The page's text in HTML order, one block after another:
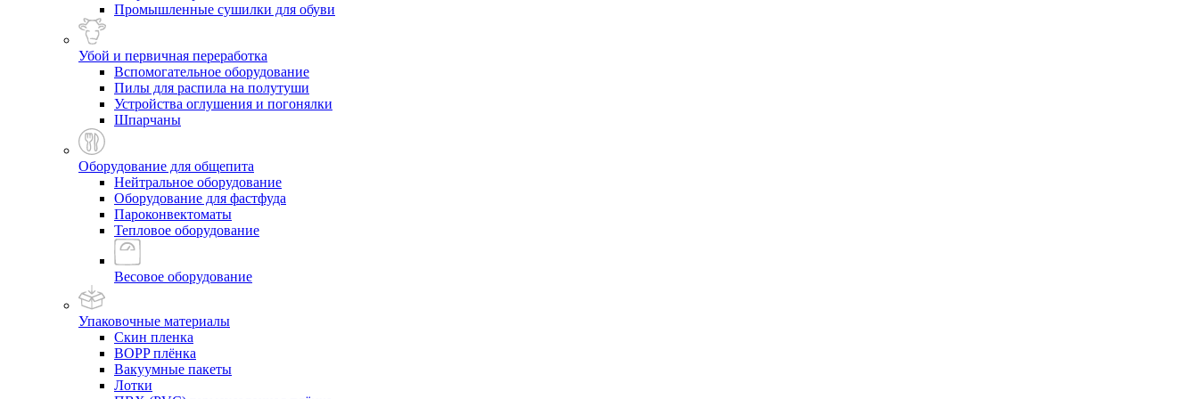
Промышленные сушилки для обуви
Убой и первичная переработка
Вспомогательное оборудование
Пилы для распила на полутуши
Устройства оглушения и погонялки
Шпарчаны
Оборудование для общепита
Нейтральное оборудование
Оборудование для фастфуда
Пароконвектоматы
Тепловое оборудование
Весовое оборудование
Упаковочные материалы
Скин пленка
BOPP плёнка
Вакуумные пакеты
Лотки